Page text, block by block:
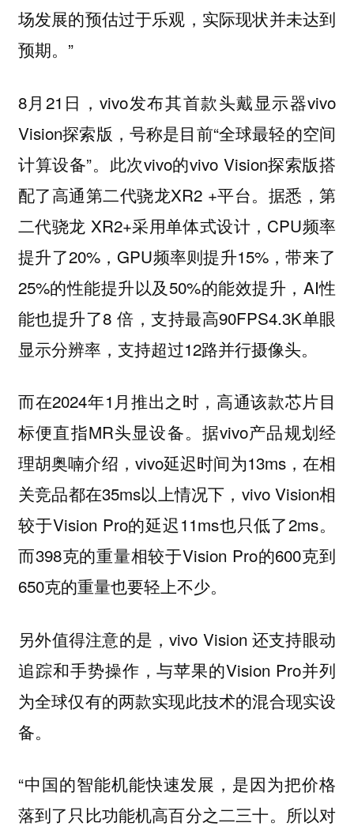
场发展的预估过于乐观，实际现状并未达到
预期。”
8月21日，vivo发布其首款头戴显示器vivo
Vision探索版，号称是目前“全球最轻的空间
计算设备”。此次vivo的vivo Vision探索版搭
配了高通第二代骁龙XR2 +平台。据悉，第
二代骁龙 XR2+采用单体式设计，CPU频率
提升了20%，GPU频率则提升15%，带来了
25%的性能提升以及50%的能效提升，AI性
能也提升了8 倍，支持最高90FPS4.3K单眼
显示分辨率，支持超过12路并行摄像头。
而在2024年1月推出之时，高通该款芯片目
标便直指MR头显设备。据vivo产品规划经
理胡奥喃介绍，vivo延迟时间为13ms，在相
关竞品都在35ms以上情况下，vivo Vision相
较于Vision Pro的延迟11ms也只低了2ms。
而398克的重量相较于Vision Pro的600克到
650克的重量也要轻上不少。
另外值得注意的是，vivo Vision 还支持眼动
追踪和手势操作，与苹果的Vision Pro并列
为全球仅有的两款实现此技术的混合现实设
备。
“中国的智能机能快速发展，是因为把价格
落到了只比功能机高百分之二三十。所以对